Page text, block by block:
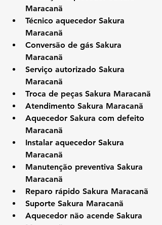
Maracanã
Técnico aquecedor Sakura
Maracanã
Conversão de gás Sakura
Maracanã
Serviço autorizado Sakura
Maracanã
Troca de peças Sakura Maracanã
Atendimento Sakura Maracanã
Aquecedor Sakura com defeito
Maracanã
Instalar aquecedor Sakura
Maracanã
Manutenção preventiva Sakura
Maracanã
Reparo rápido Sakura Maracanã
Suporte Sakura Maracanã
Aquecedor não acende Sakura